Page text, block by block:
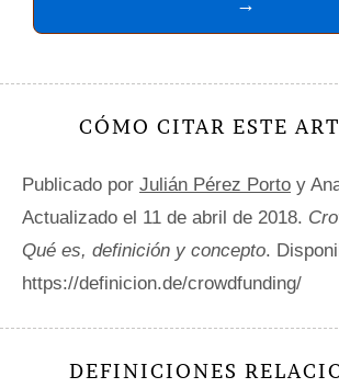
CÓMO CITAR ESTE
Publicado por Julián Pérez Porto y
Actualizado el 11 de abril de 2018.
Qué es, definición y concepto.
https://definicion.de/crowdfunding/
DEFINICIONES